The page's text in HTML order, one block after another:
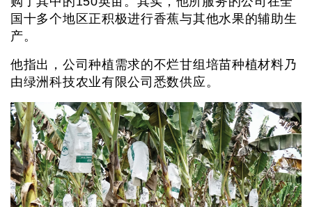
国十多个地区正积极进行香蕉与其他水果的辅助生
产。
他指出，公司种植需求的不烂甘组培苗种植材料乃
由绿洲科技农业有限公司悉数供应。